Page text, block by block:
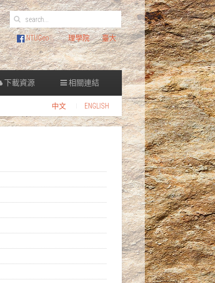
NTUGeo 理學院 臺大
下載資源 相關連結
中文 ENGLISH